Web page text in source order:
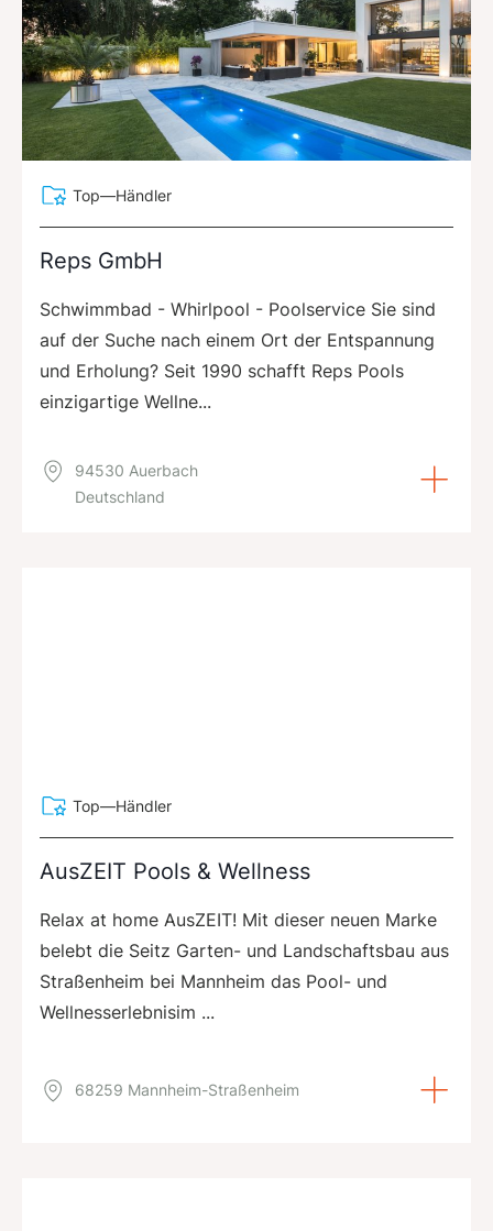
Top—Händler
Reps GmbH
Schwimmbad - Whirlpool - Poolservice Sie sind
auf der Suche nach einem Ort der Entspannung
und Erholung? Seit 1990 schafft Reps Pools
einzigartige Wellne...
94530 Auerbach
Deutschland
Top—Händler
AusZEIT Pools & Wellness
Relax at home AusZEIT! Mit dieser neuen Marke
belebt die Seitz Garten- und Landschaftsbau aus
Straßenheim bei Mannheim das Pool- und
Wellnesserlebnisim ...
68259 Mannheim-Straßenheim